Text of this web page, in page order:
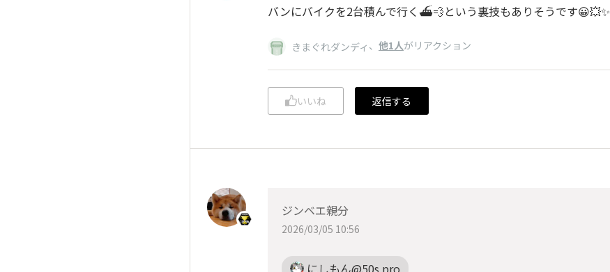
バンにバイクを2台積んで行く⛴️💨という裏技もありそうです😀💥✨
きまぐれダンディ 、 他1人がリアクション
いいね 返信する
ジンベエ親分
2026/03/05 10:56
にしもん@50s pro